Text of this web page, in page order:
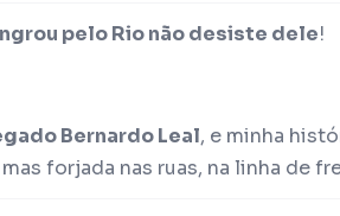
pelo Rio não desiste dele!
Bernardo Leal, e minha
forjada nas ruas, na linha de